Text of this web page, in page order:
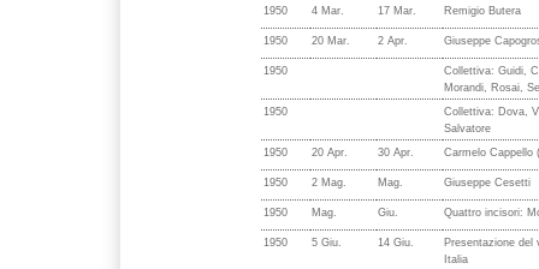
1950 4 Mar. 17 Mar. Remigio Butera
1950 20 Mar. 2 Apr. Giuseppe
1950
Collettiva: Guidi,
Morandi, Rosai,
1950
Collettiva: Dova,
Salvatore
1950
20 Apr. 30 Apr. Carmelo Cappello
1950 2 Mag. Mag. Giuseppe Cesetti
1950 Mag. Giu. Quattro incisori:
1950 5 Giu. 14 Giu.
Presentazione del
Italia